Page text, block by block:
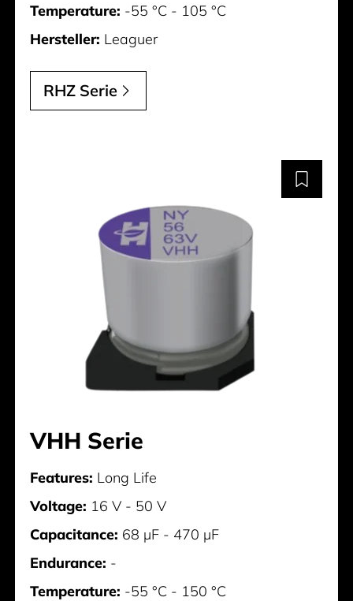
Temperature: -55 °C - 105 °C
Hersteller: Leaguer
RHZ Serie
VHH Serie
Features: Long Life
Voltage: 16 V - 50 V
Capacitance: 68 µF - 470 µF
Endurance: -
Temperature: -55 °C - 150 °C